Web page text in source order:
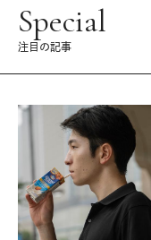
Special
注目の記事